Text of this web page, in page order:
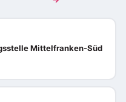
Mittelfranken-Süd